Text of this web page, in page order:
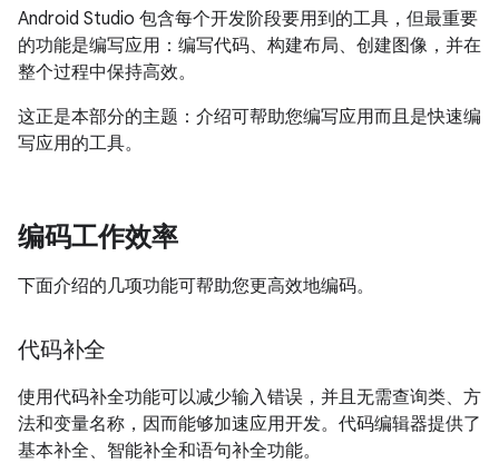
Android Studio 包含每个开发阶段要用到的工具，但最重要
的功能是编写应用：编写代码、构建布局、创建图像，并在
整个过程中保持高效。
这正是本部分的主题：介绍可帮助您编写应用而且是快速编
写应用的工具。
编码工作效率
下面介绍的几项功能可帮助您更高效地编码。
代码补全
使用代码补全功能可以减少输入错误，并且无需查询类、方
法和变量名称，因而能够加速应用开发。代码编辑器提供了
基本补全、智能补全和语句补全功能。